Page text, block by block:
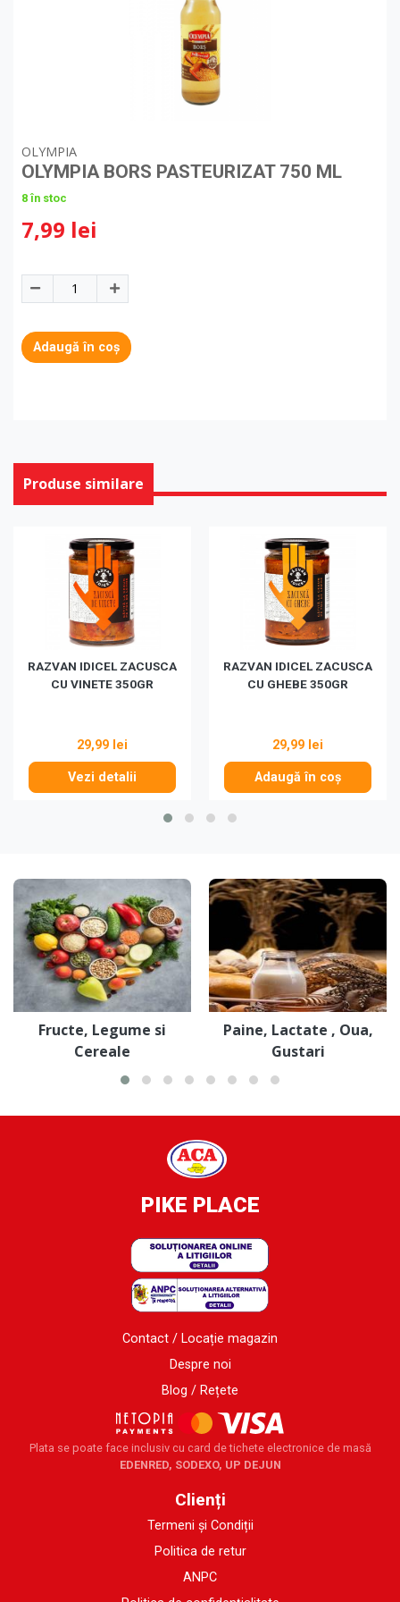
OLYMPIA
OLYMPIA BORS PASTEURIZAT 750 ML
8 în stoc
7,99 lei
Adaugă în coș
Produse similare
RAZVAN IDICEL ZACUSCA
CU VINETE 350GR
29,99 lei
Vezi detalii
RAZVAN IDICEL ZACUSCA
CU GHEBE 350GR
29,99 lei
Adaugă în coș
Fructe, Legume si
Cereale
Paine, Lactate , Oua,
Gustari
PIKE PLACE
Contact / Locație magazin
Despre noi
Blog / Rețete
Plata se poate face inclusiv cu card de tichete electronice de masă
EDENRED, SODEXO, UP DEJUN
Clienți
Termeni și Condiții
Politica de retur
ANPC